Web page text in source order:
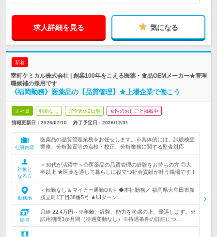
求人詳細を見る 気になる
新着
室町ケミカル株式会社 | 創業100年をこえる医薬・食品OEMメーカー★管理
職候補の採用です
《福岡勤務》医薬品の【品質管理】★上場企業で働こう
正社員 転勤なし 完全週休2日制 女性のおしごと掲載中
情報更新日：2026/07/10 終了予定日： 2026/12/31
仕事内容
医薬品の品質管理業務をお任せします。※具体的には、試験検査
業務、分析装置等の点検・校正、分析業務に関する監査対応
対象と
なる方
＜30代が活躍中＞◎医薬品の品質管理の経験をお持ちの方 ◎大
卒以上 ★医薬を通して暮らしに役立つ社会貢献が叶う職場です！
勤務地
＜転勤なし＆マイカー通勤OK＞ ◆本社勤務／ 福岡県大牟田市新
勝立町1丁目38番5号 ★UIターン…
給与
月給 22.4万円～※年齢、経験、能力を考慮の上、優遇します。※
試用期間3か月間（待遇変動なし）※待遇条件の詳細につ…